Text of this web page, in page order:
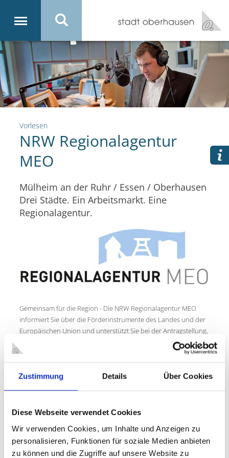
Zustimmung Details Über Cookies
Diese Webseite verwendet Cookies
Wir verwenden Cookies, um Inhalte und Anzeigen zu
personalisieren, Funktionen für soziale Medien anbieten
zu können und die Zugriffe auf unsere Website zu
Vorlesen
NRW Regionalagentur
MEO
Mülheim an der Ruhr / Essen / Oberhausen
Drei Städte. Ein Arbeitsmarkt. Eine
Regionalagentur.
Gemeinsam für die Region - Die NRW Regionalagentur MEO
informiert Sie über die Förderinstrumente des Landes und der
Europäischen Union und unterstützt Sie bei der Antragstellung,
Entwicklung und Umsetzung regionaler Projekte der
Wirtschafts- und Beschäftigungsförderung.
Sie ist Ihnen beim Aufbau von Kooperationen und Netzwerken
und bei der Moderation und Koordination gemeinsamer
Aktivitäten zwischen Politik, Verwaltung, Wirtschaft, Verbänden,
über sechzehn Regionalagenturen eng mit seinen Regionen
vernetzt. Die NRW Regionalagentur MEO ist eine dieser
Agenturen zur Umsetzung der Landesprogramme in der Region